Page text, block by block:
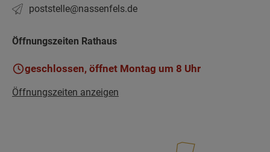
poststelle­@nassenfels.de
Öffnungszeiten Rathaus
geschlossen, öffnet Montag um 8 Uhr
Öffnungszeiten anzeigen